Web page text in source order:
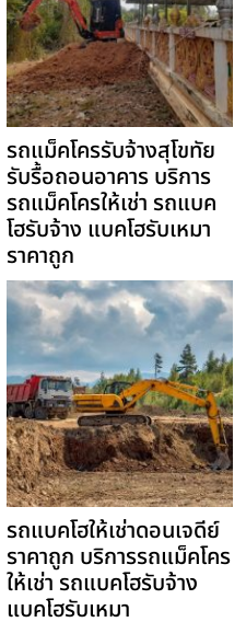
รถแม็คโครรับจ้างสุโขทัย
รับรื้อถอนอาคาร บริการ
รถแม็คโครให้เช่า รถแบค
โฮรับจ้าง แบคโฮรับเหมา
ราคาถูก
รถแบคโฮให้เช่าดอนเจดีย์
ราคาถูก บริการรถแม็คโคร
ให้เช่า รถแบคโฮรับจ้าง
แบคโฮรับเหมา